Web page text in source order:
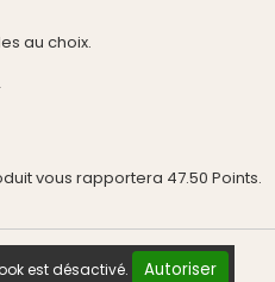
au choix.
vous rapportera 47.50 Points.
est désactivé. Autoriser